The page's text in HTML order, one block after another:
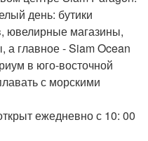
день: бутики
ювелирные магазины,
а главное - Siam Ocean
в юго-восточной
с морскими
ежедневно с 10: 00